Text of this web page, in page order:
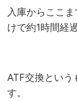
入庫からここ
けで約1時間経
ATF交換という
す。